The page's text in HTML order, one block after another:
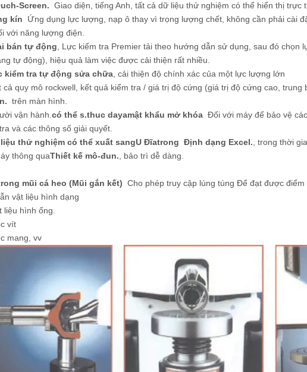
Screen. Giao diện, tiếng Anh, tất cả dữ liệu thử nghiệm có thể hiển thị trực
kín Ứng dụng lực lượng, nạp ô thay vì trọng lượng chết, không cần phải cài
với năng lượng điện.
bán tự động , Lực kiểm tra Premier tải theo hướng dẫn sử dụng, sau đó chọn
tự động), hiệu quả làm việc được cải thiện rất nhiều.
kiểm tra tự động sửa chữa , cải thiện độ chính xác của một lực lượng lớn
cả quy mô rockwell, kết quả kiểm tra / giá trị độ cứng (giá trị độ cứng cao, trung
trên màn hình.
vận hành. có thể s.thuc dayamật khẩu mở khóa Đối với máy để bảo vệ
và các thông số giải quyết.
thử nghiệm có thể xuất sangU Đĩatrong Định dạng Excel. , trong thời
thông quaThiết kế mô-đun. , bảo trì dễ dàng.
mũi cá heo (Mũi gắn kết) Cho phép truy cập lúng túng Để đạt được điểm
vật liệu hình dạng
liệu hình ống.
vít
mang, vv